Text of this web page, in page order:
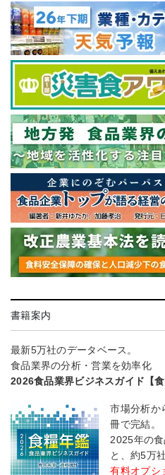
書籍案内
最新5万社のデータベース。
食品業界の分析・営業を効率化
2026食品業界ビジネスガイド【食
市場分析か
冊で完結。
2025年の
と、約5万
有料オプシ